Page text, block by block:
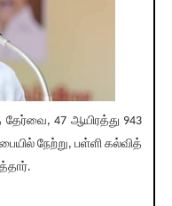
47 ஆயிரத்து 943
நேற்று, பள்ளி கல்வித்